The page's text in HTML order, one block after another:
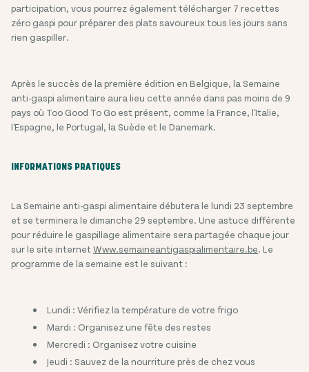
participation, vous pourrez également télécharger 7 recettes
zéro gaspi pour préparer des plats savoureux tous les jours sans
rien gaspiller.
Après le succès de la première édition en Belgique, la Semaine
anti-gaspi alimentaire aura lieu cette année dans pas moins de 9
pays où Too Good To Go est présent, comme la France, l'Italie,
l'Espagne, le Portugal, la Suède et le Danemark.
INFORMATIONS PRATIQUES
La Semaine anti-gaspi alimentaire débutera le lundi 23 septembre
et se terminera le dimanche 29 septembre. Une astuce différente
pour réduire le gaspillage alimentaire sera partagée chaque jour
sur le site internetWww.semaineantigaspialimentaire.be. Le
programme de la semaine est le suivant :
Lundi : Vérifiez la température de votre frigo
Mardi : Organisez une fête des restes
Mercredi : Organisez votre cuisine
Jeudi : Sauvez de la nourriture près de chez vous